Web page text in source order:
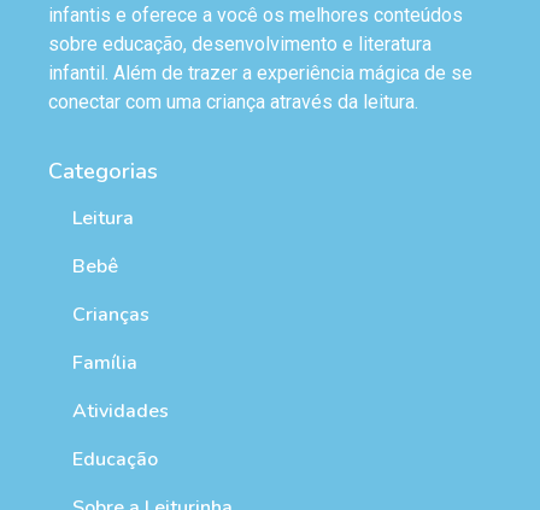
infantis e oferece a você os melhores conteúdos
sobre educação, desenvolvimento e literatura
infantil. Além de trazer a experiência mágica de se
conectar com uma criança através da leitura.
Categorias
Leitura
Bebê
Crianças
Família
Atividades
Educação